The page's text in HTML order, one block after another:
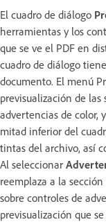
El cuadro de diálogo
herramientas y los
que se ve el PDF en
cuadro de diálogo
documento. El menú
previsualización de las
advertencias de color,
mitad inferior del
tintas del archivo, así
Al seleccionar
reemplaza a la
sobre controles de
previsualización que